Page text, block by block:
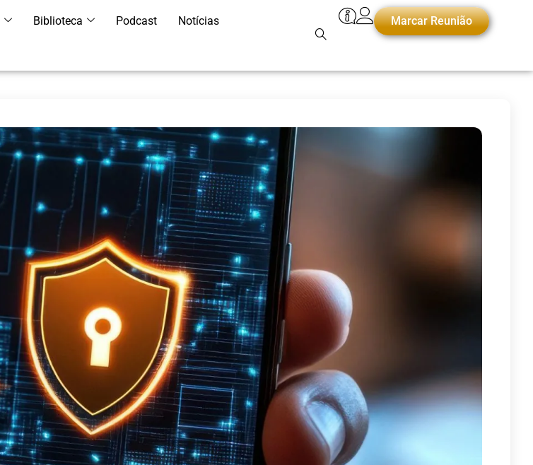
Biblioteca Podcast Notícias Marcar Reunião